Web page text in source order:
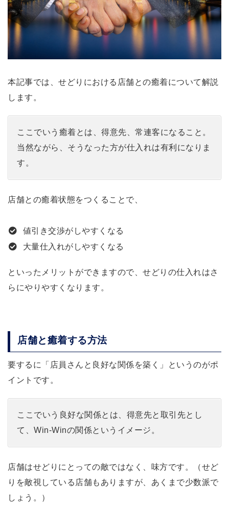
本記事では、せどりにおける店舗との癒着について解説
します。
ここでいう癒着とは、得意先、常連客になること。
当然ながら、そうなった方が仕入れは有利になりま
す。
店舗との癒着状態をつくることで、
値引き交渉がしやすくなる
大量仕入れがしやすくなる
といったメリットができますので、せどりの仕入れはさ
らにやりやすくなります。
店舗と癒着する方法
要するに「店員さんと良好な関係を築く」というのがポ
イントです。
ここでいう良好な関係とは、得意先と取引先とし
て、Win-Winの関係というイメージ。
店舗はせどりにとっての敵ではなく、味方です。（せど
りを敵視している店舗もありますが、あくまで少数派で
しょう。）